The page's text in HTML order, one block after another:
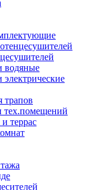
водяные
трапов
тех.помещений
террас